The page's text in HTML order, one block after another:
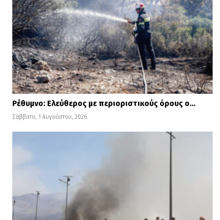
οικογένειάς μου. Και κάπου εδώ, οι
συκοφάντες μου παύουν να είναι φαιδροί
και μετατρέπονται σε επικίνδυνους
ηθικούς αυτουργούς.
Ξεκαθαρίζω πως εξακολουθώ να μην τους
φοβάμαι. Ωστόσο, δεν θα επιτρέψω σε
υπόληψη και την ασφάλεια της
περισσοτέρων από 400 εργαζομένων του
Ομίλου Animus.
Ρέθυμνο: Ελεύθερος με περιοριστικούς όρους ο…
Σάββατο, 1 Αυγούστου, 2026